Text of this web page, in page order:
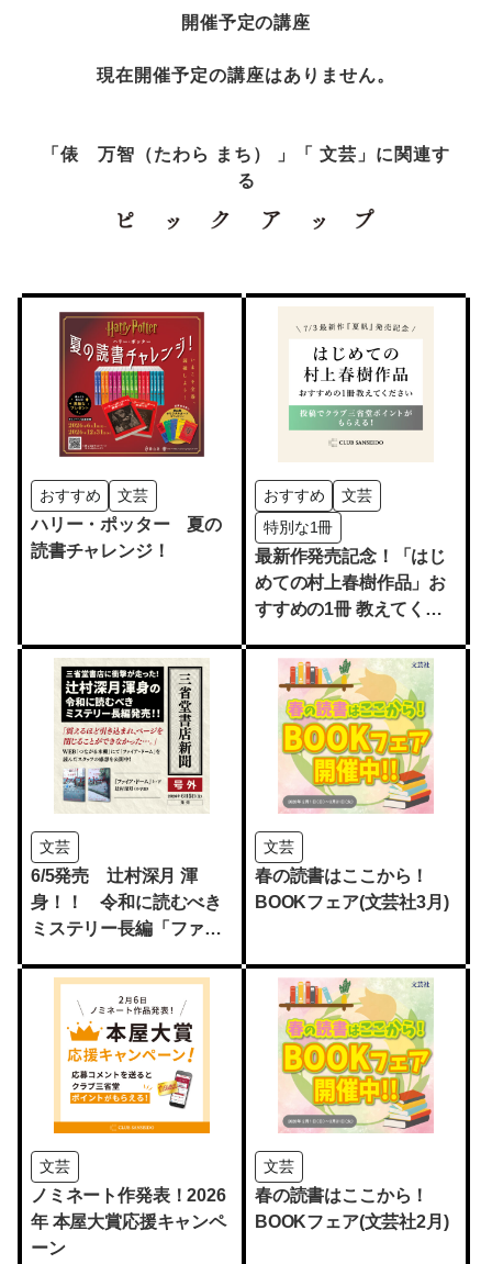
開催予定の講座
現在開催予定の講座はありません。
「俵 万智（たわら まち） 」「 文芸」に関連す
る
おすすめ 文芸
ハリー・ポッター 夏の
読書チャレンジ！
おすすめ
文芸
特別な1冊
最新作発売記念！「はじ
めての村上春樹作品」お
すすめの1冊 教えてくだ
文芸
6/5発売 辻村深月 渾
身！！ 令和に読むべき
ミステリー長編「ファイ
文芸
春の読書はここから！
BOOKフェア(文芸社3月)
文芸
ノミネート作発表！2026
年 本屋大賞応援キャンペ
ーン
文芸
春の読書はここから！
BOOKフェア(文芸社2月)